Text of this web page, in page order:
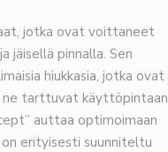
jotka ovat voittaneet
jäisellä pinnalla. Sen
​​hiukkasia, jotka ovat
ne tarttuvat käyttöpintaan
auttaa optimoimaan
erityisesti suunniteltu